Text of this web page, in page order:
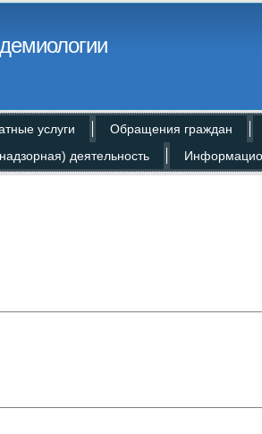
услуги Обращения граждан
деятельность